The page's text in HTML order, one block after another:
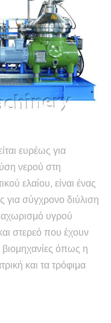
ευρέως για
νερού στη
ελαίου, είναι ένας
για σύγχρονο διύλιση
υγρού
στερεό που έχουν
βιομηχανίες όπως η
και τα τρόφιμα